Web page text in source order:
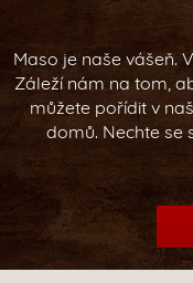
Maso je naše vášeň.
Záleží nám na tom,
můžete pořídit v
domů. Nechte se